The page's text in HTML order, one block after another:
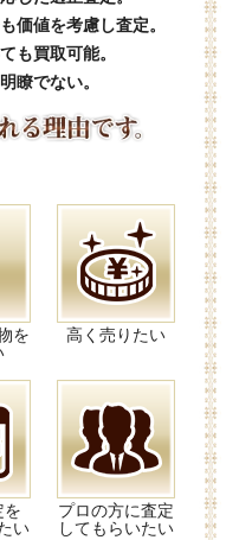
価値を考慮し査定。
も買取可能。
瞭でない。
を
高く売りたい
を
い
プロの方に査定
してもらいたい